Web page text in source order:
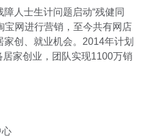
人士生计问题启动“残健同
宝网进行营销，至今共有网店
创、就业机会。2014年计划
家创业，团队实现1100万销
心